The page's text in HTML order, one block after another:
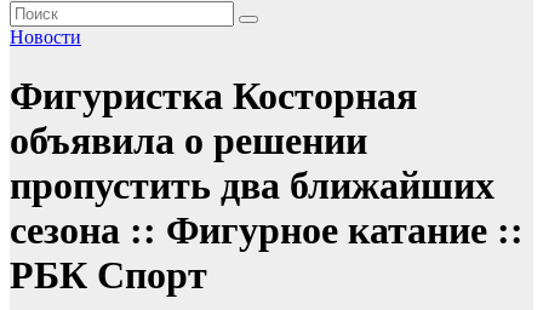
Новости
Фигуристка Косторная
объявила о решении
пропустить два ближайших
сезона :: Фигурное катание ::
РБК Спорт